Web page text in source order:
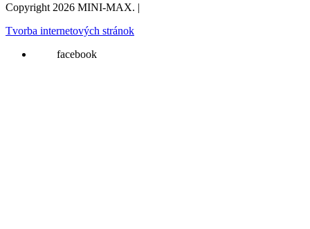
Copyright 2026 MINI-MAX. |
Tvorba internetových stránok
facebook